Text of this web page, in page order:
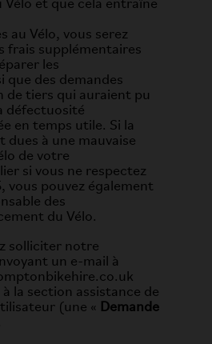
et que cela entraîne
au Vélo, vous serez
frais supplémentaires
les
que des demandes
de tiers qui auraient pu
défectuosité
en temps utile. Si la
dues à une mauvaise
de votre
si vous ne respectez
vous pouvez également
des
du Vélo.
solliciter notre
un e-mail à
la section assistance de
(une « Demande